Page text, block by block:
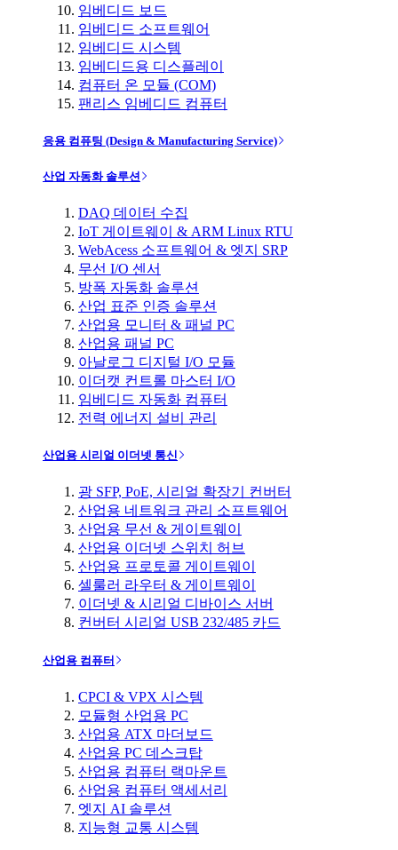
임베디드 보드
임베디드 소프트웨어
임베디드 시스템
임베디드용 디스플레이
컴퓨터 온 모듈 (COM)
팬리스 임베디드 컴퓨터
응용 컴퓨팅 (Design & Manufacturing Service)
산업 자동화 솔루션
DAQ 데이터 수집
IoT 게이트웨이 & ARM Linux RTU
WebAcess 소프트웨어 & 엣지 SRP
무선 I/O 센서
방폭 자동화 솔루션
산업 표준 인증 솔루션
산업용 모니터 & 패널 PC
산업용 패널 PC
아날로그 디지털 I/O 모듈
이더캣 컨트롤 마스터 I/O
임베디드 자동화 컴퓨터
전력 에너지 설비 관리
산업용 시리얼 이더넷 통신
광 SFP, PoE, 시리얼 확장기 컨버터
산업용 네트워크 관리 소프트웨어
산업용 무선 & 게이트웨이
산업용 이더넷 스위치 허브
산업용 프로토콜 게이트웨이
셀룰러 라우터 & 게이트웨이
이더넷 & 시리얼 디바이스 서버
컨버터 시리얼 USB 232/485 카드
산업용 컴퓨터
CPCI & VPX 시스템
모듈형 산업용 PC
산업용 ATX 마더보드
산업용 PC 데스크탑
산업용 컴퓨터 랙마운트
산업용 컴퓨터 액세서리
엣지 AI 솔루션
지능형 교통 시스템